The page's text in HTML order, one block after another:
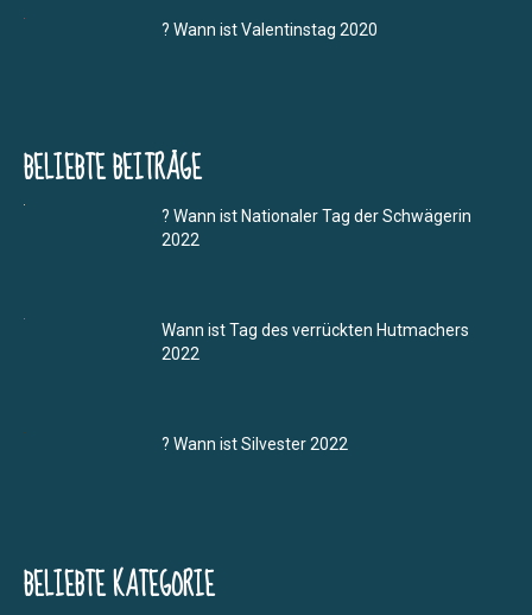
? Wann ist Valentinstag 2020
BELIEBTE BEITRÄGE
? Wann ist Nationaler Tag der Schwägerin
2022
Wann ist Tag des verrückten Hutmachers
2022
? Wann ist Silvester 2022
BELIEBTE KATEGORIE